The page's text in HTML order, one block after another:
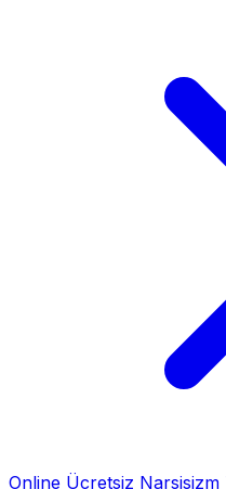
Online Ücretsiz